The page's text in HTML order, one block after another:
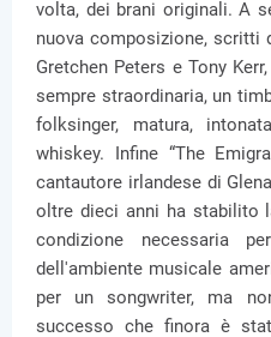
volta, dei brani originali. A
nuova composizione, scritti
Gretchen Peters e Tony
sempre straordinaria, un
folksinger, matura,
whiskey. Infine “The
cantautore irlandese di
oltre dieci anni ha stabilito
condizione necessaria
dell'ambiente musicale
per un songwriter, ma
successo che finora è